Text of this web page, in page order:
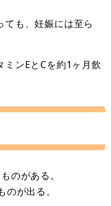
も、妊娠には至ら
ンEとCを約1ヶ月飲
のがある。
が出る。